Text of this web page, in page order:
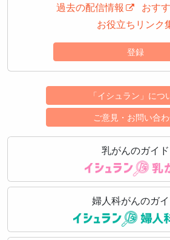
過去の配信情報
おす
お役立ちリンク
登録
「イシュラン」につ
ご意見・お問い合
乳がんのガイド
婦人科がんのガ